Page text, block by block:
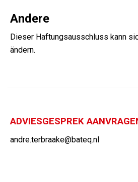
Andere
Dieser Haftungsausschluss kann
ändern.
ADVIESGESPREK
andre.terbraake@bateq.nl